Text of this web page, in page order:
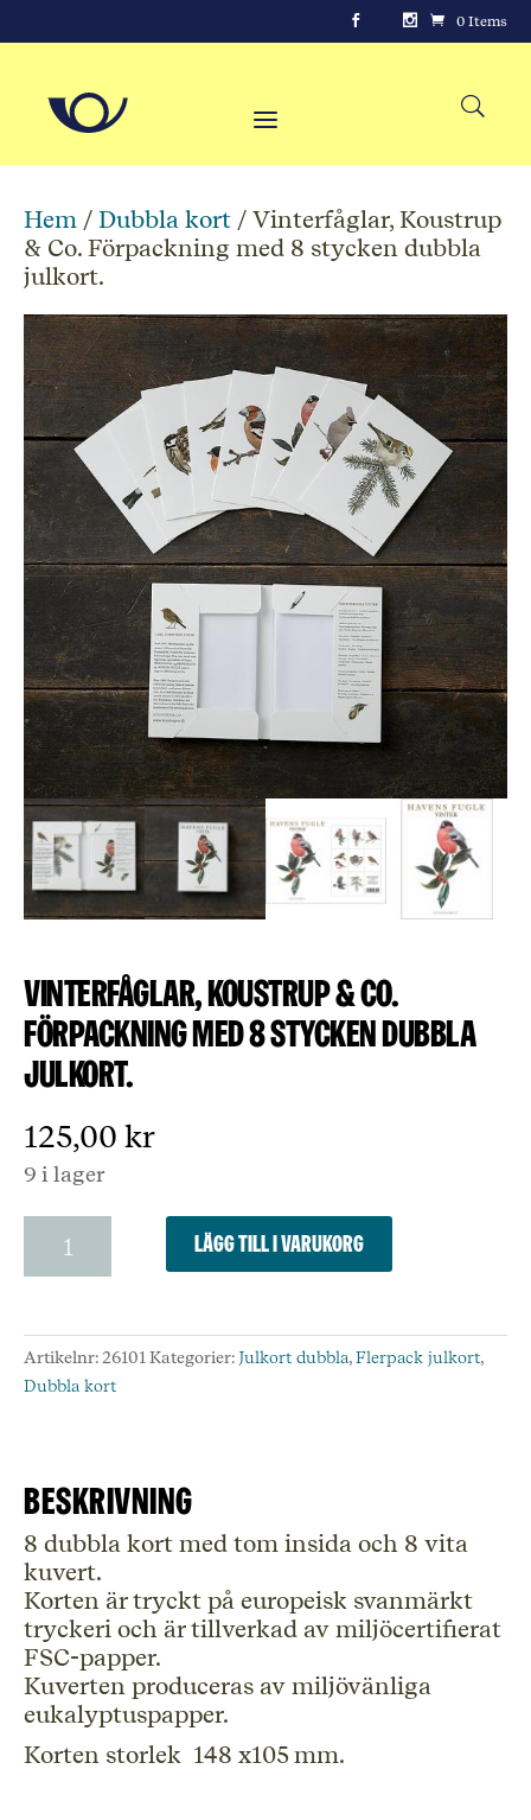
0 Items
Hem / Dubbla kort / Vinterfåglar, Koustrup
& Co. Förpackning med 8 stycken dubbla
julkort.
Vinterfåglar, Koustrup & Co.
Förpackning med 8 stycken dubbla
julkort.
125,00 kr
9 i lager
Koustrup
&
Förpackning
med
8
julkort.
mängd
Lägg till i varukorg
Artikelnr: 26101 Kategorier: Julkort dubbla,Flerpack julkort,
Dubbla kort
Beskrivning
8 dubbla kort med tom insida och 8 vita
kuvert.
Korten är tryckt på europeisk svanmärkt
tryckeri och är tillverkad av miljöcertifierat
FSC-papper.
Kuverten produceras av miljövänliga
eukalyptuspapper.
Korten storlek 148 x105 mm.